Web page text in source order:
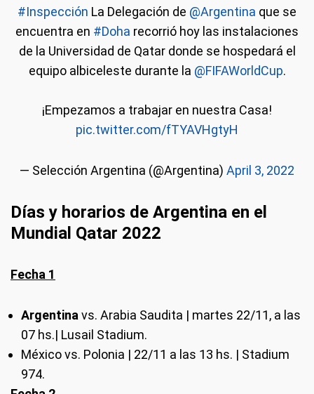
#Inspección La Delegación de @Argentina que se
encuentra en #Doha recorrió hoy las instalaciones
de la Universidad de Qatar donde se hospedará el
equipo albiceleste durante la @FIFAWorldCup.
¡Empezamos a trabajar en nuestra Casa!
pic.twitter.com/fTYAVHgtyH
— Selección Argentina (@Argentina) April 3, 2022
Días y horarios de Argentina en el
Mundial Qatar 2022
Fecha 1
Argentina vs. Arabia Saudita | martes 22/11, a las
07 hs.| Lusail Stadium.
México vs. Polonia | 22/11 a las 13 hs. | Stadium
974.